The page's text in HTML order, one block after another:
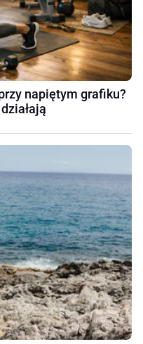
napiętym grafiku?